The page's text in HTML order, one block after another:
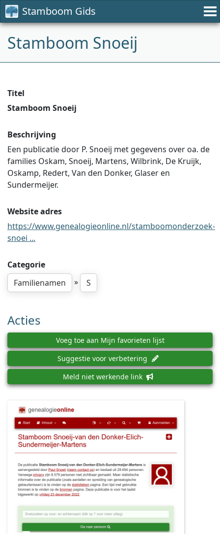
Stamboom Gids
Stamboom Snoeij
Titel
Stamboom Snoeij
Beschrijving
Een publicatie door P. Snoeij met gegevens over oa. de
families Oskam, Snoeij, Martens, Wilbrink, De Kruijk,
Oskamp, Redert, Van den Donker, Glaser en
Sundermeijer.
Website adres
https://www.genealogieonline.nl/stamboomonderzoek-
snoei ...
Categorie
Familienamen
» S
Acties
Voeg toe aan Mijn favorieten lijst
Suggestie voor verbetering
Meld niet werkende link